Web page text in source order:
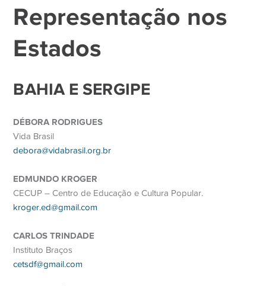
Representação nos
Estados
BAHIA E SERGIPE
DÉBORA RODRIGUES
Vida Brasil
debora@vidabrasil.org.br
EDMUNDO KROGER
CECUP – Centro de Educação e Cultura Popular.
kroger.ed@gmail.com
CARLOS TRINDADE
Instituto Braços
cetsdf@gmail.com